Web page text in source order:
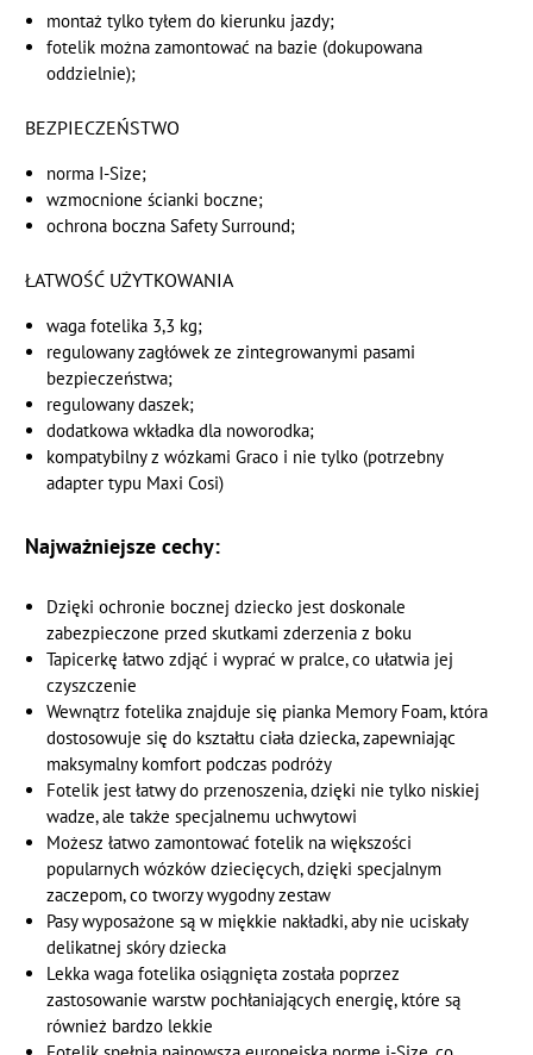
montaż tylko tyłem do kierunku jazdy;
fotelik można zamontować na bazie (dokupowana
oddzielnie);
BEZPIECZEŃSTWO
norma I-Size;
wzmocnione ścianki boczne;
ochrona boczna Safety Surround;
ŁATWOŚĆ UŻYTKOWANIA
waga fotelika 3,3 kg;
regulowany zagłówek ze zintegrowanymi pasami
bezpieczeństwa;
regulowany daszek;
dodatkowa wkładka dla noworodka;
kompatybilny z wózkami Graco i nie tylko (potrzebny
adapter typu Maxi Cosi)
Najważniejsze cechy:
Dzięki ochronie bocznej dziecko jest doskonale
zabezpieczone przed skutkami zderzenia z boku
Tapicerkę łatwo zdjąć i wyprać w pralce, co ułatwia jej
czyszczenie
Wewnątrz fotelika znajduje się pianka Memory Foam, która
dostosowuje się do kształtu ciała dziecka, zapewniając
maksymalny komfort podczas podróży
Fotelik jest łatwy do przenoszenia, dzięki nie tylko niskiej
wadze, ale także specjalnemu uchwytowi
Możesz łatwo zamontować fotelik na większości
popularnych wózków dziecięcych, dzięki specjalnym
zaczepom, co tworzy wygodny zestaw
Pasy wyposażone są w miękkie nakładki, aby nie uciskały
delikatnej skóry dziecka
Lekka waga fotelika osiągnięta została poprzez
zastosowanie warstw pochłaniających energię, które są
również bardzo lekkie